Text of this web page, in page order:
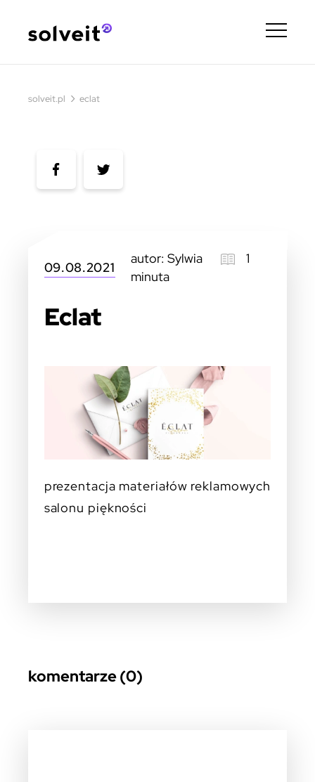
solveit.pl › eclat
09.08.2021
autor: Sylwia
1
minuta
Eclat
prezentacja materiałów reklamowych
salonu piękności
komentarze (0)